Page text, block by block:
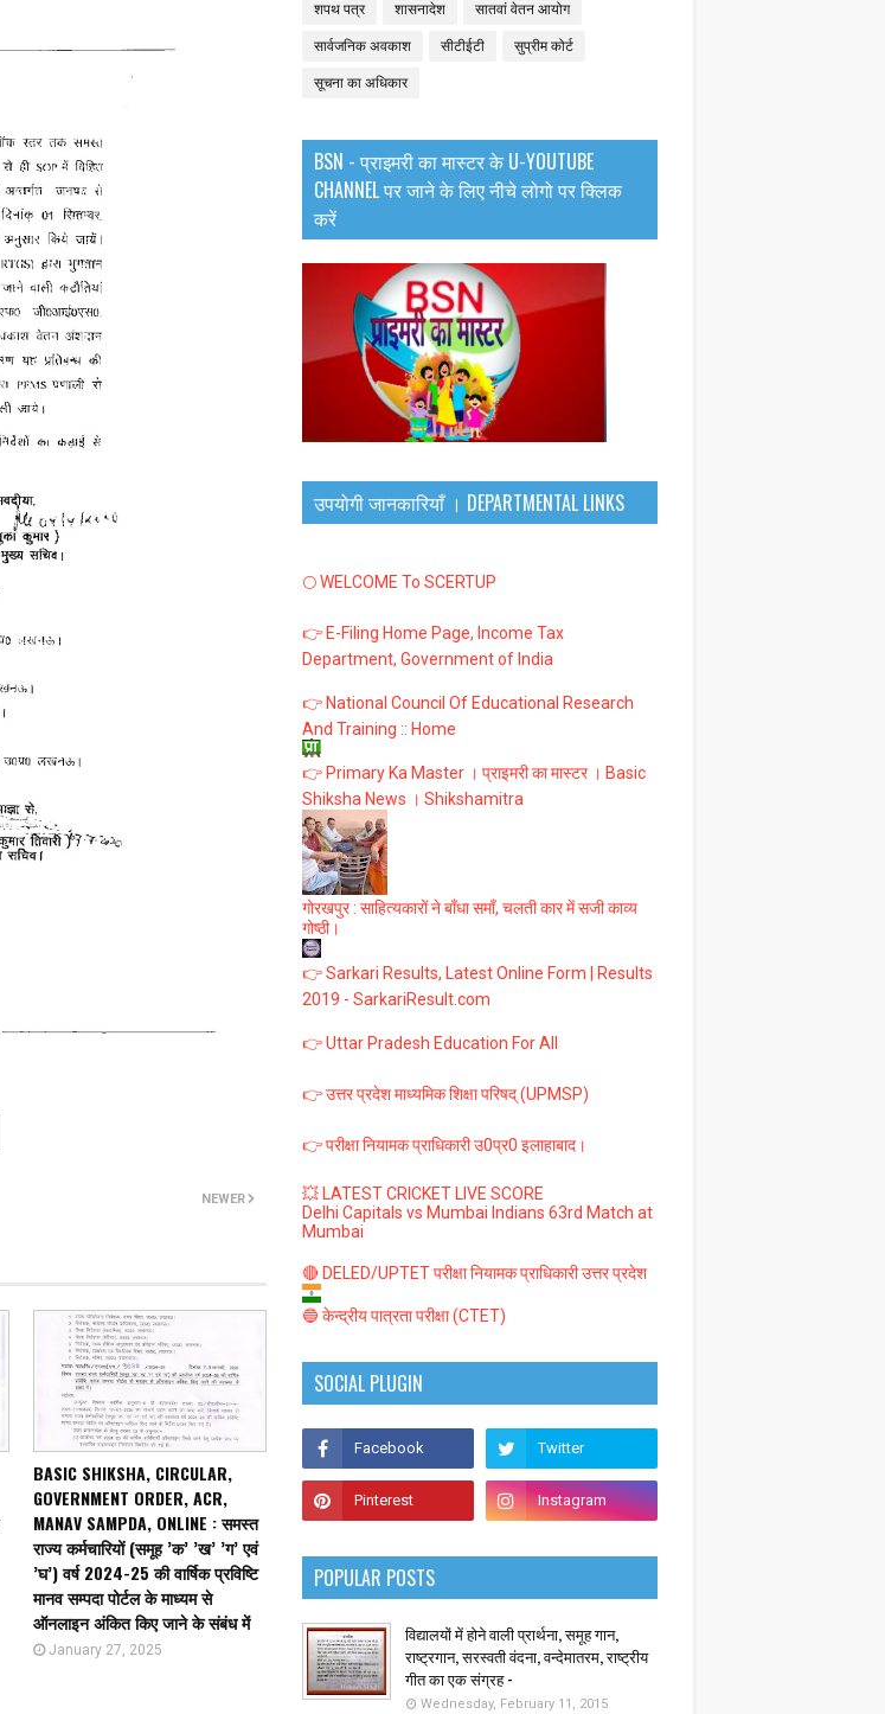
NEWER
BASIC SHIKSHA, CIRCULAR,
GOVERNMENT ORDER, ACR,
MANAV SAMPDA, ONLINE : समस्त
राज्य कर्मचारियों (समूह ’क’ ’ख’ ’ग’ एवं
’घ’) वर्ष 2024-25 की वार्षिक प्रविष्टि
मानव सम्पदा पोर्टल के माध्यम से
ऑनलाइन अंकित किए जाने के संबंध में
January 27, 2025
शपथ पत्र शासनादेश सातवां वेतन आयोग
सार्वजनिक अवकाश सीटीईटी सुप्रीम कोर्ट
सूचना का अधिकार
BSN - प्राइमरी का मास्टर के U-YOUTUBE
CHANNEL पर जाने के लिए नीचे लोगो पर क्लिक
करें
उपयोगी जानकारियाँ । DEPARTMENTAL LINKS
🌕 WELCOME To SCERTUP
👉 E-Filing Home Page, Income Tax
Department, Government of India
👉 National Council Of Educational Research
And Training :: Home
👉 Primary Ka Master । प्राइमरी का मास्टर । Basic
Shiksha News । Shikshamitra
गोरखपुर : साहित्यकारों ने बाँधा समाँ, चलती कार में सजी काव्य
गोष्ठी।
👉 Sarkari Results, Latest Online Form | Results
2019 - SarkariResult.com
👉 Uttar Pradesh Education For All
👉 उत्तर प्रदेश माध्यमिक शिक्षा परिषद् (UPMSP)
👉 परीक्षा नियामक प्राधिकारी उ0प्र0 इलाहाबाद।
💥 LATEST CRICKET LIVE SCORE
Delhi Capitals vs Mumbai Indians 63rd Match at
Mumbai
🔴 DELED/UPTET परीक्षा नियामक प्राधिकारी उत्तर प्रदेश
🔵 केन्द्रीय पात्रता परीक्षा (CTET)
SOCIAL PLUGIN
POPULAR POSTS
विद्यालयों में होने वाली प्रार्थना, समूह गान,
राष्ट्रगान, सरस्वती वंदना, वन्देमातरम, राष्ट्रीय
गीत का एक संग्रह -
Wednesday, February 11, 2015